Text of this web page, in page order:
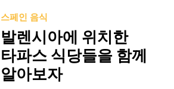
스페인 음식
발렌시아에 위치한
타파스 식당들을 함께
알아보자